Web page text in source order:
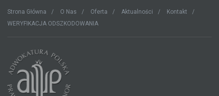
Strona Główna O Nas Oferta Aktualności
Kontakt
WERYFIKACJA ODSZKODOWANIA